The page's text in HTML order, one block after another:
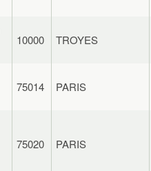
10000 TROYES
75014 PARIS
75020 PARIS